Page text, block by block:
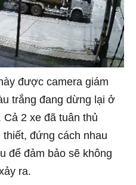
được camera giám
trắng đang dừng lại ở
2 xe đã tuân thủ
đứng cách nhau
để đảm bảo sẽ không
ra.